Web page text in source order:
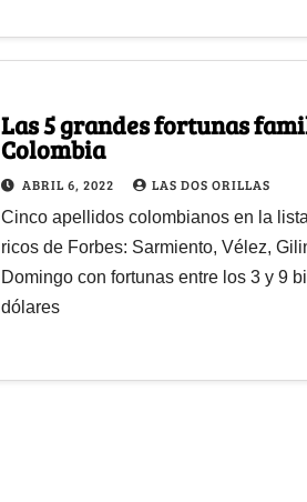
Las 5 grandes fortunas
Colombia
ABRIL 6, 2022 LAS DOS ORILLAS
Cinco apellidos colombianos en la
ricos de Forbes: Sarmiento, Vélez,
Domingo con fortunas entre los 3 y 9
dólares